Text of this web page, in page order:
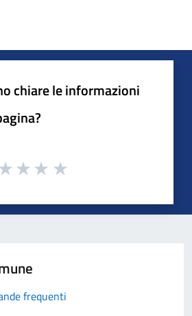
chiare le informazioni
frequenti